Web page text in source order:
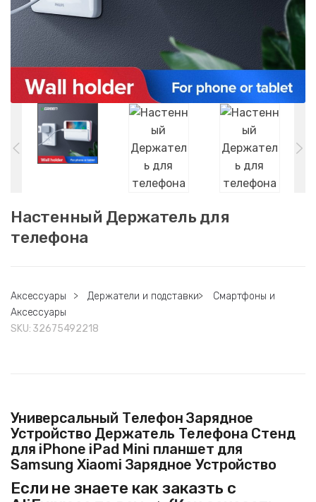
Настенный Держатель для
телефона
Аксессуары > Держатели и подставки>
Смартфоны и
Аксессуары
SKU: 32675492218
Универсальный Телефон Зарядное
Устройство Держатель Телефона Стенд
для iPhone iPad Mini планшет для
Samsung Xiaomi Зарядное Устройство
Если не знаете как заказть с